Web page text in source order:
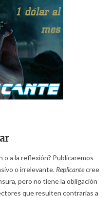
o a la reflexión? Publicaremos
o irrelevante. Replicantecree
pero no tiene la obligación
que resulten contrarias a